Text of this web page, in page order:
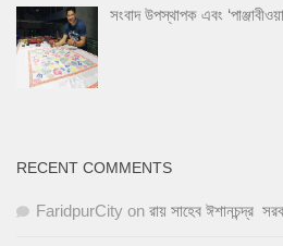
সংবাদ উপস্থাপক এবং
RECENT COMMENTS
FaridpurCity on রায় সাহেব ঈশানচন্দ্র